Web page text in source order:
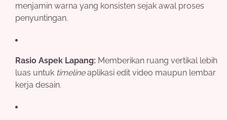
menjamin warna yang konsisten sejak awal proses
penyuntingan.
Rasio Aspek Lapang: Memberikan ruang vertikal lebih
luas untuk timelineaplikasi edit video maupun lembar
kerja desain.